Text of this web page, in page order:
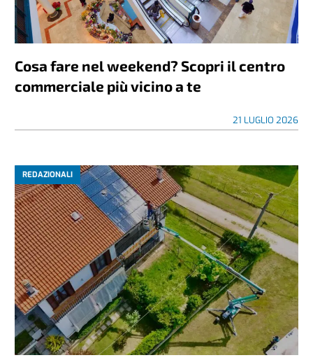
Cosa fare nel weekend? Scopri il centro
commerciale più vicino a te
21 LUGLIO 2026
REDAZIONALI